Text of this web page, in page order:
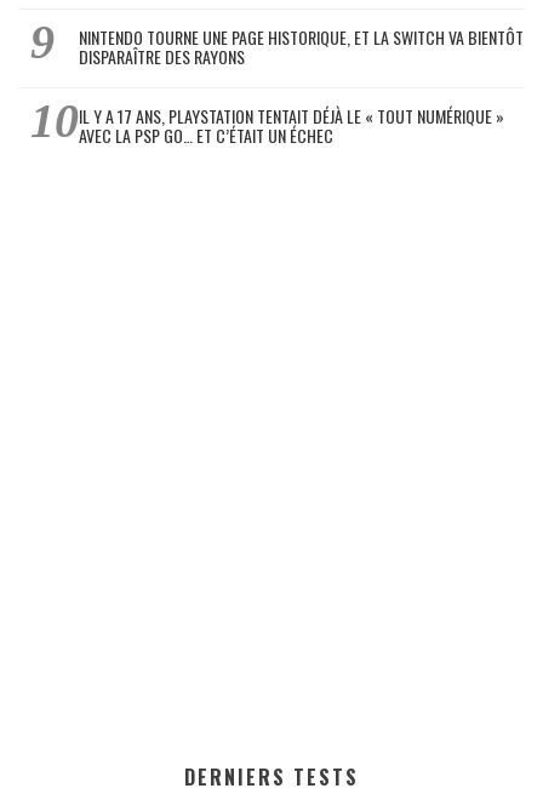
NINTENDO TOURNE UNE PAGE HISTORIQUE, ET LA SWITCH VA BIENTÔT
DISPARAÎTRE DES RAYONS
IL Y A 17 ANS, PLAYSTATION TENTAIT DÉJÀ LE « TOUT NUMÉRIQUE »
AVEC LA PSP GO… ET C’ÉTAIT UN ÉCHEC
DERNIERS TESTS